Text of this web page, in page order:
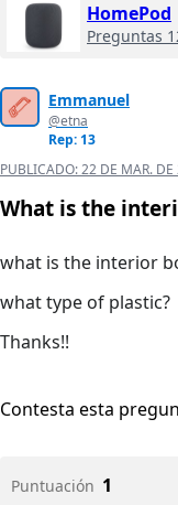
HomePod
Preguntas
Emmanuel
@etna
Rep: 13
PUBLICADO:22 DE MAR.
What is the
what is the interior
what type of plastic?
Thanks!!
Contesta esta
Puntuación 1